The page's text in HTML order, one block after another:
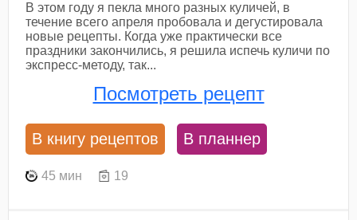
В этом году я пекла много разных куличей, в
течение всего апреля пробовала и дегустировала
новые рецепты. Когда уже практически все
праздники закончились, я решила испечь куличи по
экспресс-методу, так...
Посмотреть рецепт
В книгу рецептов В планнер
45 мин 19